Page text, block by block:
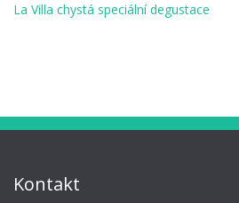
La Villa chystá speciální degustace
Kontakt